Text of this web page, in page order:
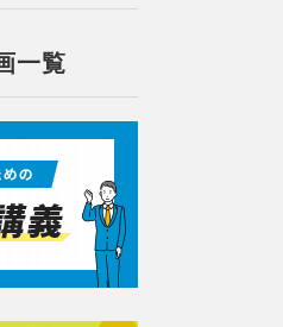
一覧